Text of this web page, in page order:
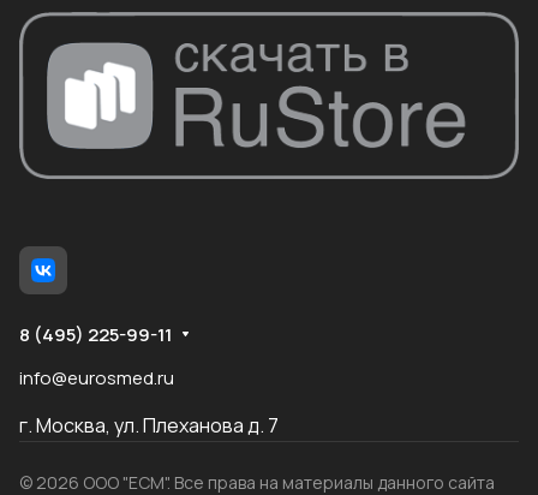
8 (495) 225-99-11
info@eurosmed.ru
г. Москва, ул. Плеханова д. 7
© 2026 ООО "ЕСМ". Все права на материалы данного сайта